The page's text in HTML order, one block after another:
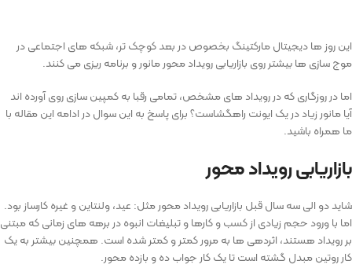
این روز ها دیجیتال مارکتینگ بخصوص در بعد کوچک تر، شبکه های اجتماعی در
موج سازی ها بیشتر روی بازاریابی رویداد محور مانور و برنامه ریزی می کنند.
اما در روزگاری که در رویداد های مشخص، تمامی رقبا به کمپین سازی روی آورده اند
آیا مانور زیاد در یک ایونت راهگشاست؟ برای پاسخ به این سوال در ادامه این مقاله با
ما همراه باشید.
بازاریابی رویداد محور
شاید دو الی سه سال قبل بازاریابی رویداد محور مثل: عید، ولنتاین و غیره کارساز بود.
اما با ورود حجم زیادی از کسب و کارها و تبلیغات انبوه در برهه های زمانی که مبتنی
بر رویداد هستند، اثردهی ها به مرور کمتر و کمتر شده است. همچنین بیشتر به یک
کار روتین مبدل گشته است تا یک کار جواب ده و بازده محور.